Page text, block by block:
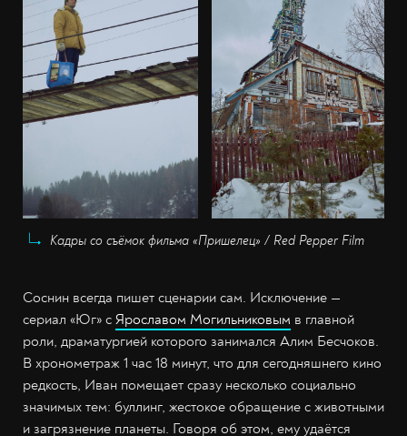
Кадры со съёмок фильма «Пришелец» / Red Pepper Film
Соснин всегда пишет сценарии сам. Исключение —
сериал «Юг» с Ярославом Могильниковым в главной
роли, драматургией которого занимался Алим Бесчоков.
В хронометраж 1 час 18 минут, что для сегодняшнего кино
редкость, Иван помещает сразу несколько социально
значимых тем: буллинг, жестокое обращение с животными
и загрязнение планеты. Говоря об этом, ему удаётся